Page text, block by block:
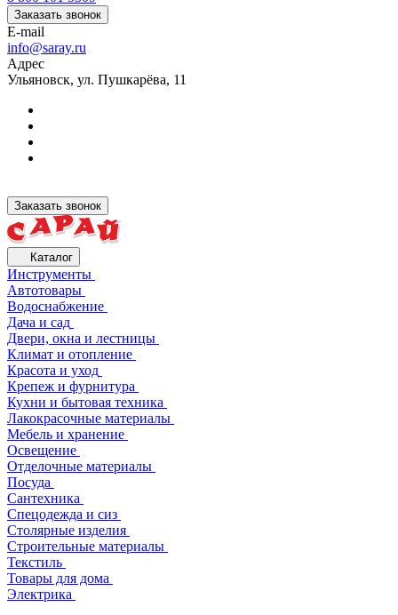
Заказать звонок
E-mail
info@saray.ru
Адрес
Ульяновск, ул. Пушкарёва, 11
Заказать звонок
Каталог
Инструменты
Автотовары
Водоснабжение
Дача и сад
Двери, окна и лестницы
Климат и отопление
Красота и уход
Крепеж и фурнитура
Кухни и бытовая техника
Лакокрасочные материалы
Мебель и хранение
Освещение
Отделочные материалы
Посуда
Сантехника
Спецодежда и сиз
Столярные изделия
Строительные материалы
Текстиль
Товары для дома
Электрика